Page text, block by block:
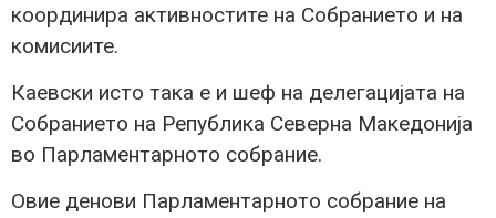
координира активностите на Собранието и на
комисиите.
Каевски исто така е и шеф на делегацијата на
Собранието на Република Северна Македонија
во Парламентарното собрание.
Овие денови Парламентарното собрание на